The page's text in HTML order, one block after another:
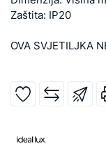
Zaštita: IP20
OVA SVJETILJKA